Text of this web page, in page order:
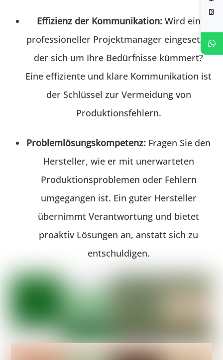
Effizienz der Kommunikation:Wird ein
professioneller Projektmanager eingesetzt,
der sich um Ihre Bedürfnisse kümmert?
Eine effiziente und klare Kommunikation ist
der Schlüssel zur Vermeidung von
Produktionsfehlern.
Problemlösungskompetenz: Fragen Sie den
Hersteller, wie er mit unerwarteten
Produktionsproblemen oder Fehlern
umgegangen ist. Ein guter Hersteller
übernimmt Verantwortung und bietet
proaktiv Lösungen an, anstatt sich zu
entschuldigen.